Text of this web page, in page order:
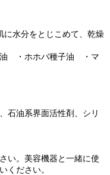
水分をとじこめて、乾燥
・ホホバ種子油 ・マ
石油系界面活性剤、シリ
い。美容機器と一緒に使
ください。